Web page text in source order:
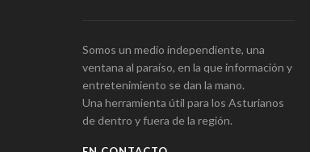
Somos un medio independiente, una
ventana al paraíso, en la que información y
entretenimiento se dan la mano.
Una herramienta útil para los Asturianos
de dentro y fuera de la región.